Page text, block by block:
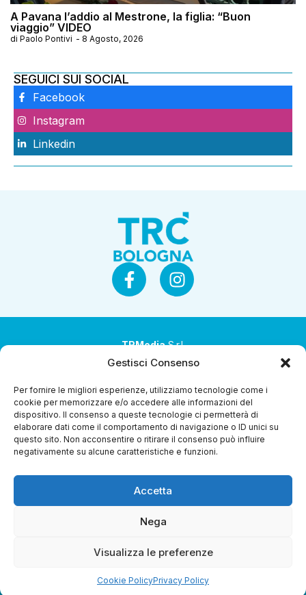
Gestisci Consenso
Per fornire le migliori esperienze, utilizziamo tecnologie come i
cookie per memorizzare e/o accedere alle informazioni del
dispositivo. Il consenso a queste tecnologie ci permetterà di
elaborare dati come il comportamento di navigazione o ID unici su
questo sito. Non acconsentire o ritirare il consenso può influire
negativamente su alcune caratteristiche e funzioni.
Accetta
Nega
Visualizza le preferenze
Cookie PolicyPrivacy Policy
A Pavana l’addio al Mestrone, la figlia: “Buon
viaggio” VIDEO
di Paolo Pontivi - 8 Agosto, 2026
SEGUICI SUI SOCIAL
Facebook
Instagram
Linkedin
TRMediaS.r.l.
Società a socio unico
Società sottoposta ad attività di direzione e
coordinamento da parte di Coop Alleanza 3.0 Soc. Coop.
Sede legale: via Ragazzi del ’99 nr. 51 42124 Reggio Emilia
(RE)
Capitale sociale € 1.040.000 i.v.
Diretta Streaming
Riproduzione Riservata – Copyright © 2024